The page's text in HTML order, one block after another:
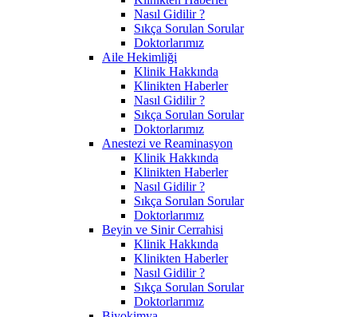
Nasıl Gidilir ?
Sıkça Sorulan Sorular
Doktorlarımız
Aile Hekimliği
Klinik Hakkında
Klinikten Haberler
Nasıl Gidilir ?
Sıkça Sorulan Sorular
Doktorlarımız
Anestezi ve Reaminasyon
Klinik Hakkında
Klinikten Haberler
Nasıl Gidilir ?
Sıkça Sorulan Sorular
Doktorlarımız
Beyin ve Sinir Cerrahisi
Klinik Hakkında
Klinikten Haberler
Nasıl Gidilir ?
Sıkça Sorulan Sorular
Doktorlarımız